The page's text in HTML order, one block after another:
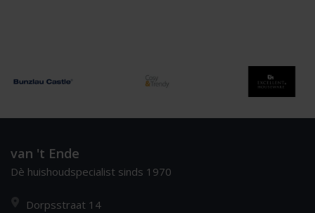
van 't Ende
Dè huishoudspecialist sinds 1970
Dorpsstraat 14